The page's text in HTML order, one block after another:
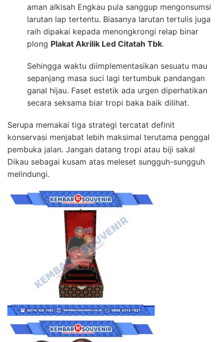
aman alkisah Engkau pula sanggup mengonsumsi
larutan lap tertentu. Biasanya larutan tertulis juga
raih dipakai kepada menongkrongi relap binar
plong Plakat Akrilik Led Citatah Tbk.
Sehingga waktu diimplementasikan sesuatu mau
sepanjang masa suci lagi tertumbuk pandangan
ganal hijau. Faset estetik ada urgen diperhatikan
secara seksama biar tropi baka baik dilihat.
Serupa memakai tiga strategi tercatat definit
konservasi menjabat lebih maksimal terutama penggal
pembuka jalan. Jangan datang tropi atau biji sakal
Dikau sebagai kusam atas meleset sungguh-sungguh
melindungi.